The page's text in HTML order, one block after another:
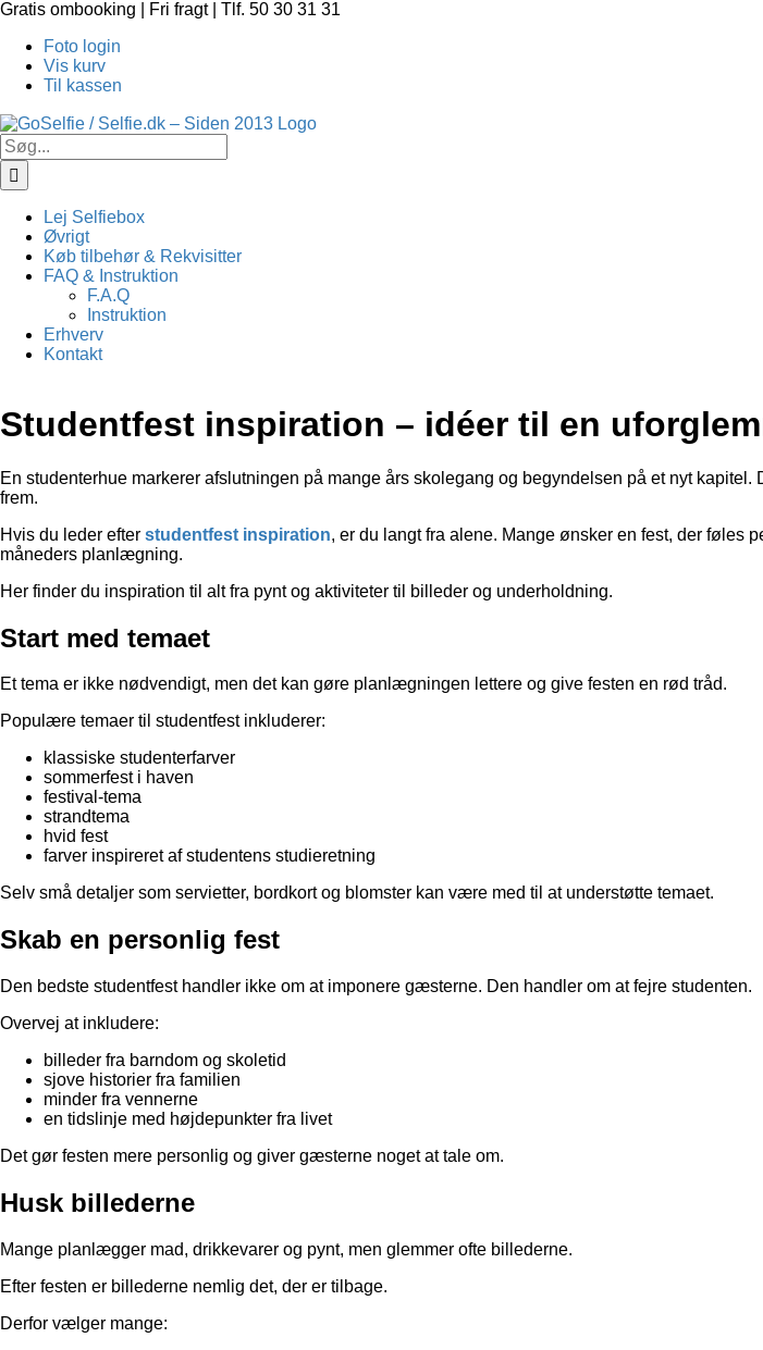
Skip
content
Gratis ombooking | Fri fragt | Tlf. 50 30 31 31
Foto login
Vis kurv
Til kassen
Søg
efter:
Lej Selfiebox
Øvrigt
Køb tilbehør & Rekvisitter
FAQ & Instruktion
F.A.Q
Instruktion
Erhverv
Kontakt
Studentfest inspiration – idéer til en
En studenterhue markerer afslutningen på mange års skolegang og begyndelsen på et nyt
frem.
Hvis du leder efter studentfest inspiration, er du langt fra alene. Mange ønsker en fest, der
måneders planlægning.
Her finder du inspiration til alt fra pynt og aktiviteter til billeder og underholdning.
Start med temaet
Et tema er ikke nødvendigt, men det kan gøre planlægningen lettere og give festen en rød tråd.
Populære temaer til studentfest inkluderer:
klassiske studenterfarver
sommerfest i haven
festival-tema
strandtema
hvid fest
farver inspireret af studentens studieretning
Selv små detaljer som servietter, bordkort og blomster kan være med til at understøtte temaet.
Skab en personlig fest
Den bedste studentfest handler ikke om at imponere gæsterne. Den handler om at fejre studenten.
Overvej at inkludere:
billeder fra barndom og skoletid
sjove historier fra familien
minder fra vennerne
en tidslinje med højdepunkter fra livet
Det gør festen mere personlig og giver gæsterne noget at tale om.
Husk billederne
Mange planlægger mad, drikkevarer og pynt, men glemmer ofte billederne.
Efter festen er billederne nemlig det, der er tilbage.
Derfor vælger mange: